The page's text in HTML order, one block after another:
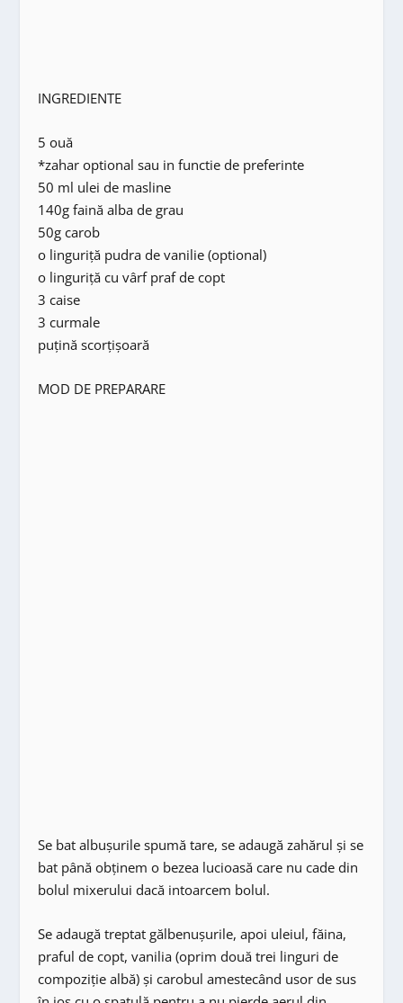
INGREDIENTE
5 ouă
*zahar optional sau in functie de preferinte
50 ml ulei de masline
140g faină alba de grau
50g carob
o linguriță pudra de vanilie (optional)
o linguriță cu vârf praf de copt
3 caise
3 curmale
puțină scorțișoară
MOD DE PREPARARE
Se bat albușurile spumă tare, se adaugă zahărul și se
bat până obținem o bezea lucioasă care nu cade din
bolul mixerului dacă intoarcem bolul.
Se adaugă treptat gălbenușurile, apoi uleiul, făina,
praful de copt, vanilia (oprim două trei linguri de
compoziție albă) și carobul amestecând usor de sus